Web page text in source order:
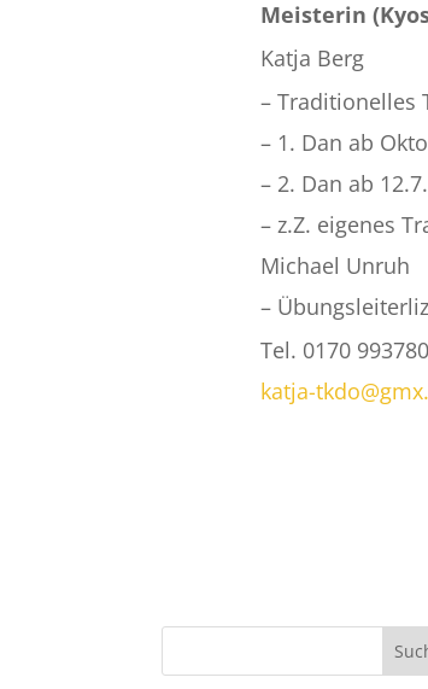
Meisterin
Katja Berg
– Traditionelles
– 1. Dan ab
– 2. Dan ab
– z.Z. eigenes
Michael Unruh
–
Tel. 0170
katja-